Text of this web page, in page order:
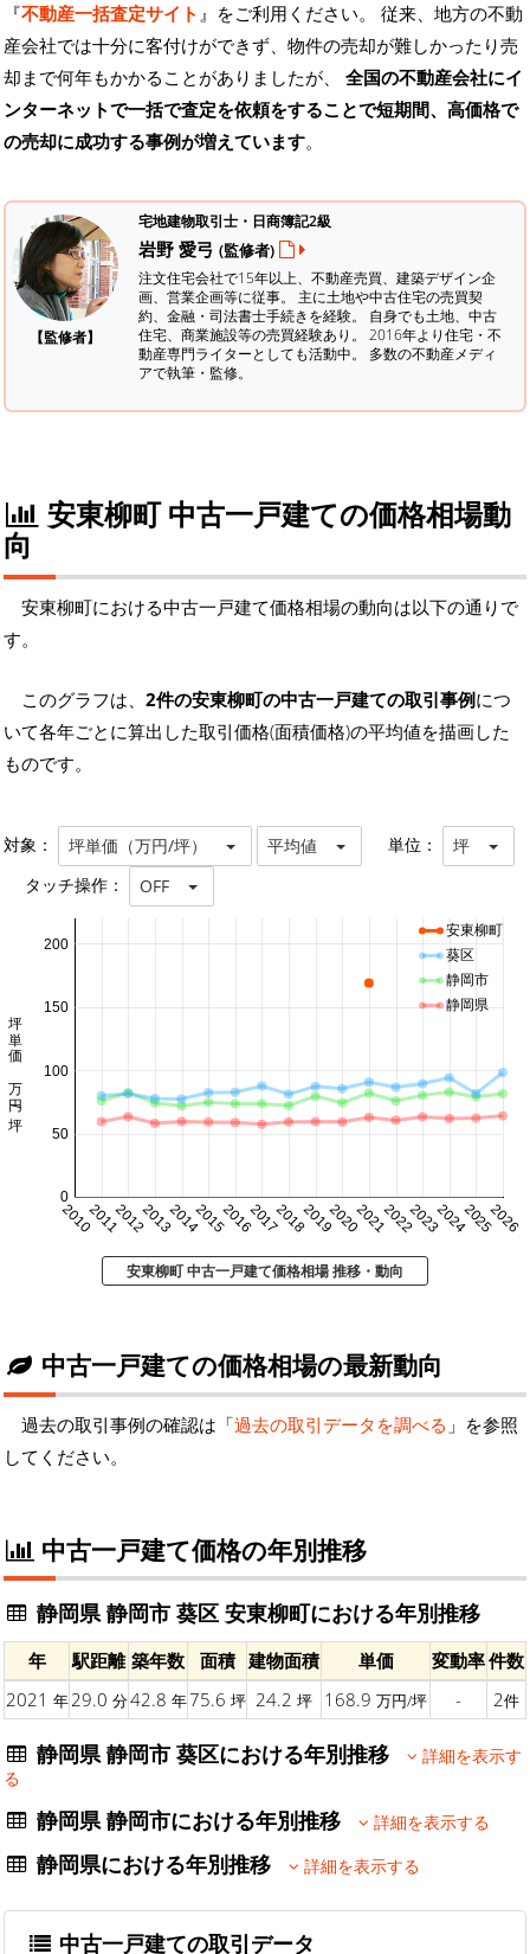
『不動産一括査定サイト 』をご利用ください。 従来、地方の不動
産会社では十分に客付けができず、物件の売却が難しかったり売
却まで何年もかかることがありましたが、 全国の不動産会社にイ
ンターネットで一括で査定を依頼をすることで短期間、高価格で
の売却に成功する事例が増えています。
【監修者】
宅地建物取引士・日商簿記2級
岩野 愛弓 (監修者)
注文住宅会社で15年以上、不動産売買、建築デザイン企
画、営業企画等に従事。 主に土地や中古住宅の売買契
約、金融・司法書士手続きを経験。 自身でも土地、中古
住宅、商業施設等の売買経験あり。 2016年より住宅・不
動産専門ライターとしても活動中。 多数の不動産メディ
アで執筆・監修。
安東柳町 中古一戸建ての価格相場動
向
安東柳町における中古一戸建て価格相場の動向は以下の通りで
す。
このグラフは、 2件の安東柳町の中古一戸建ての取引事例につ
いて各年ごとに算出した取引価格(面積価格)の平均値を描画した
ものです。
対象： 坪単価（万円/坪） 平均値 単位： 坪
タッチ操作： OFF
20102011201220132014201520162017201820192020202120222023202420252026
0
50
100
150
200
坪単価 万円/坪
安東柳町
葵区
静岡市
静岡県
安東柳町 中古一戸建て価格相場 推移・動向
中古一戸建ての価格相場の最新動向
過去の取引事例の確認は「過去の取引データを調べる 」を参照
してください。
中古一戸建て価格の年別推移
静岡県 静岡市 葵区 安東柳町における年別推移
年 駅距離 築年数 面積 建物面積 単価 変動率件数
2021 年29.0 分42.8 年75.6 坪 24.2 坪 168.9 万円/坪 - 2件
静岡県 静岡市 葵区における年別推移
詳細を表示す
る
静岡県 静岡市における年別推移 詳細を表示する
静岡県における年別推移 詳細を表示する
中古一戸建ての取引データ